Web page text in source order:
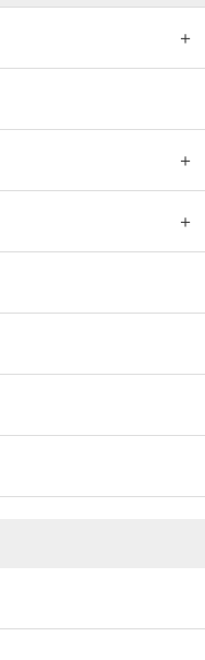
＋
＋
＋